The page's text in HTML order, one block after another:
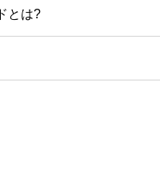
とは?